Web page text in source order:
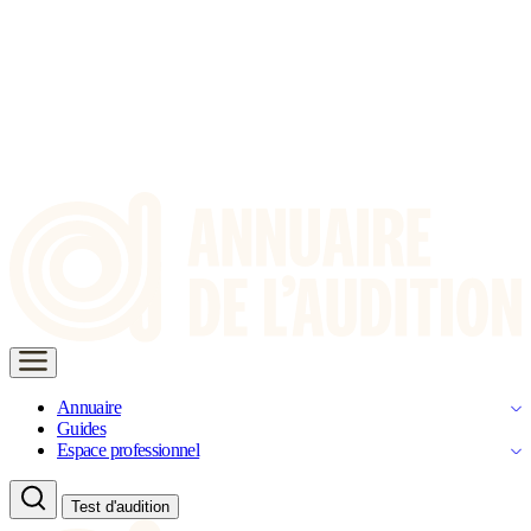
Annuaire
Guides
Espace professionnel
Test d'audition